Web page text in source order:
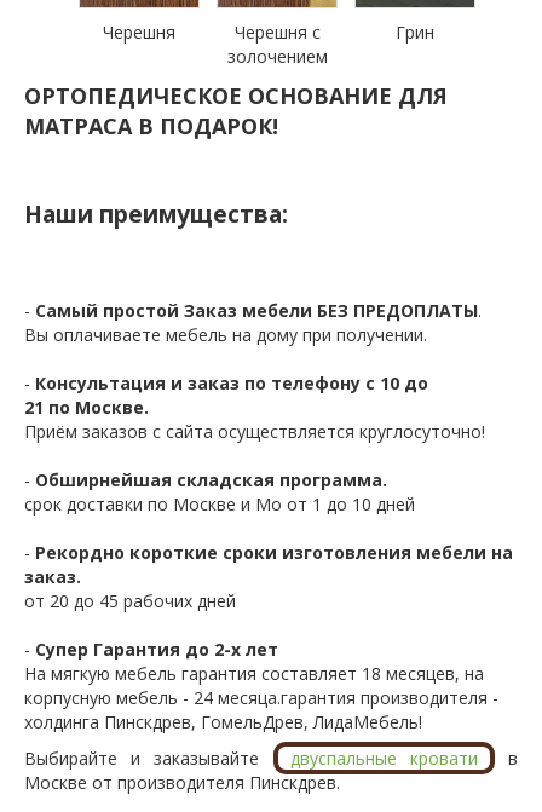
Черешня
Черешня с
золочением
Грин
ОРТОПЕДИЧЕСКОЕ ОСНОВАНИЕ ДЛЯ
МАТРАСА В ПОДАРОК!
Наши преимущества:
- Самый простой Заказ мебели БЕЗ ПРЕДОПЛАТЫ.
Вы оплачиваете мебель на дому при получении.
- Консультация и заказ по телефону с 10 до
21 по Москве.
Приём заказов с сайта осуществляется круглосуточно!
- Обширнейшая складская программа.
срок доставки по Москве и Мо от 1 до 10 дней
- Рекордно короткие сроки изготовления мебели на
заказ.
от 20 до 45 рабочих дней
- Супер Гарантия до 2-х лет
На мягкую мебель гарантия составляет 18 месяцев, на
корпусную мебель - 24 месяца.гарантия производителя -
холдинга Пинскдрев, ГомельДрев, ЛидаМебель!
Выбирайте и заказывайте
двуспальные кровати
в
Москве от производителя Пинскдрев.